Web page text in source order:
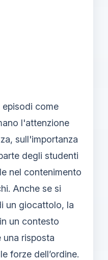
come
l'attenzione
sull'importanza
degli studenti
nel contenimento
Anche se si
un giocattolo, la
un contesto
una risposta
forze dell’ordine.